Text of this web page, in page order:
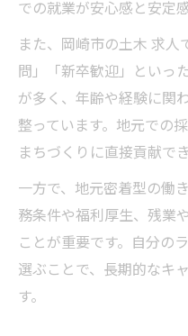
現場で活躍す
土木求人選び
土木求人で知
仕事内容から見る
岡崎市土木求
土木求人の仕
岡崎市で求め
土木求人の仕
での就業が安心感と安定
また、岡崎市の土木 求
問」「新卒歓迎」といっ
が多く、年齢や経験に関
整っています。地元での
まちづくりに直接貢献で
一方で、地元密着型の働
務条件や福利厚生、残業
ことが重要です。自分の
選ぶことで、長期的なキ
す。